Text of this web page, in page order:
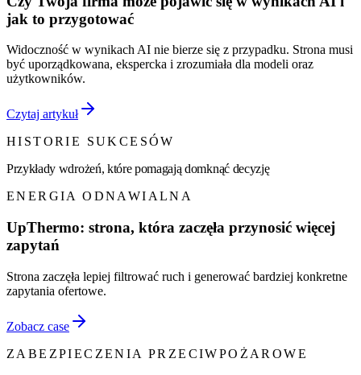
jak to przygotować
Widoczność w wynikach AI nie bierze się z przypadku. Strona musi
być uporządkowana, ekspercka i zrozumiała dla modeli oraz
użytkowników.
Czytaj artykuł
HISTORIE SUKCESÓW
Przykłady wdrożeń, które pomagają domknąć decyzję
ENERGIA ODNAWIALNA
UpThermo: strona, która zaczęła przynosić więcej
zapytań
Strona zaczęła lepiej filtrować ruch i generować bardziej konkretne
zapytania ofertowe.
Zobacz case
ZABEZPIECZENIA PRZECIWPOŻAROWE